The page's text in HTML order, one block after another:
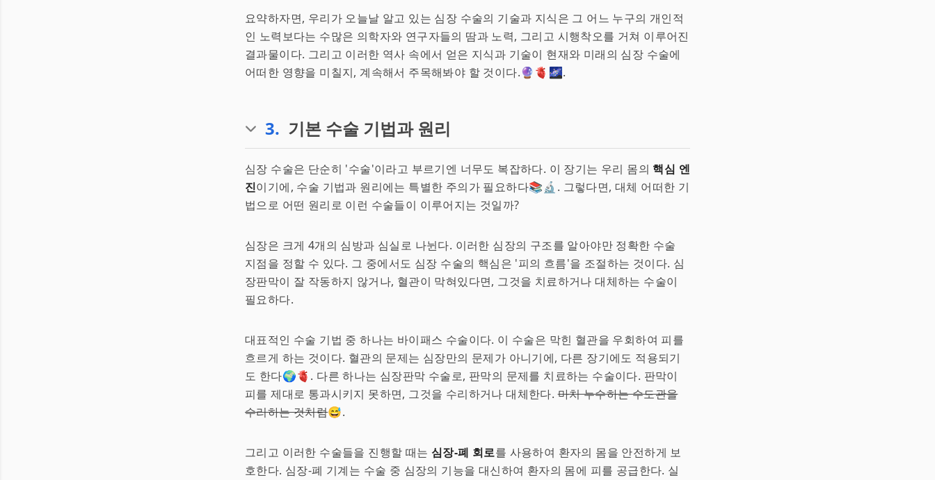
요약하자면, 우리가 오늘날 알고 있는 심장 수술의 기술과 지식은 그 어느 누구의 개인적
인 노력보다는 수많은 의학자와 연구자들의 땀과 노력, 그리고 시행착오를 거쳐 이루어진
결과물이다. 그리고 이러한 역사 속에서 얻은 지식과 기술이 현재와 미래의 심장 수술에
어떠한 영향을 미칠지, 계속해서 주목해봐야 할 것이다.🔮🫀🌌.
3. 기본 수술 기법과 원리
심장 수술은 단순히 '수술'이라고 부르기엔 너무도 복잡하다. 이 장기는 우리 몸의 핵심 엔
진이기에, 수술 기법과 원리에는 특별한 주의가 필요하다📚🔬. 그렇다면, 대체 어떠한 기
법으로 어떤 원리로 이런 수술들이 이루어지는 것일까?
심장은 크게 4개의 심방과 심실로 나뉜다. 이러한 심장의 구조를 알아야만 정확한 수술
지점을 정할 수 있다. 그 중에서도 심장 수술의 핵심은 '피의 흐름'을 조절하는 것이다. 심
장판막이 잘 작동하지 않거나, 혈관이 막혀있다면, 그것을 치료하거나 대체하는 수술이
필요하다.
대표적인 수술 기법 중 하나는 바이패스 수술이다. 이 수술은 막힌 혈관을 우회하여 피를
흐르게 하는 것이다. 혈관의 문제는 심장만의 문제가 아니기에, 다른 장기에도 적용되기
도 한다🌍🫀. 다른 하나는 심장판막 수술로, 판막의 문제를 치료하는 수술이다. 판막이
피를 제대로 통과시키지 못하면, 그것을 수리하거나 대체한다.마치 누수하는 수도관을
수리하는 것처럼😅.
그리고 이러한 수술들을 진행할 때는 심장-폐 회로를 사용하여 환자의 몸을 안전하게 보
호한다. 심장-폐 기계는 수술 중 심장의 기능을 대신하여 환자의 몸에 피를 공급한다. 실